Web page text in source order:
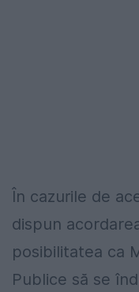
În cazurile de
dispun
posibilitatea ca
Publice să se